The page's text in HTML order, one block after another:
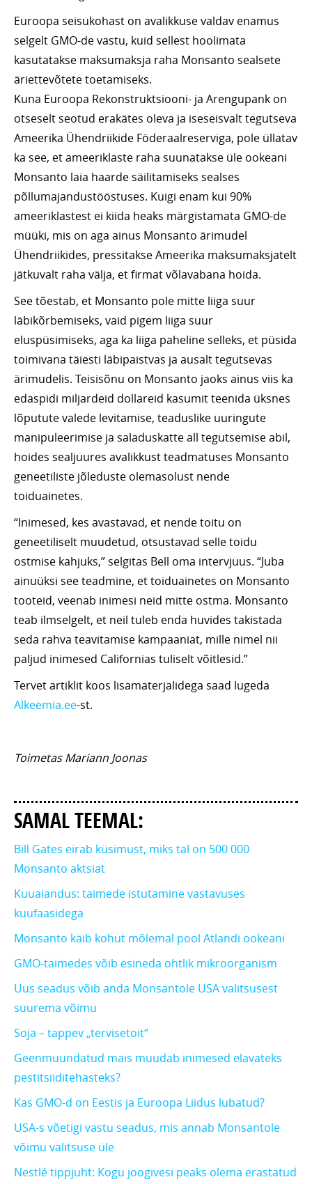
Euroopa seisukohast on avalikkuse valdav enamus
selgelt GMO-de vastu, kuid sellest hoolimata
kasutatakse maksumaksja raha Monsanto sealsete
äriettevõtete toetamiseks.
Kuna Euroopa Rekonstruktsiooni- ja Arengupank on
otseselt seotud erakätes oleva ja iseseisvalt tegutseva
Ameerika Ühendriikide Föderaalreserviga, pole üllatav
ka see, et ameeriklaste raha suunatakse üle ookeani
Monsanto laia haarde säilitamiseks sealses
põllumajandustööstuses. Kuigi enam kui 90%
ameeriklastest ei kiida heaks märgistamata GMO-de
müüki, mis on aga ainus Monsanto ärimudel
Ühendriikides, pressitakse Ameerika maksumaksjatelt
jätkuvalt raha välja, et firmat võlavabana hoida.
See tõestab, et Monsanto pole mitte liiga suur
läbikõrbemiseks, vaid pigem liiga suur
eluspüsimiseks, aga ka liiga paheline selleks, et püsida
toimivana täiesti läbipaistvas ja ausalt tegutsevas
ärimudelis. Teisisõnu on Monsanto jaoks ainus viis ka
edaspidi miljardeid dollareid kasumit teenida üksnes
lõputute valede levitamise, teaduslike uuringute
manipuleerimise ja saladuskatte all tegutsemise abil,
hoides sealjuures avalikkust teadmatuses Monsanto
geneetiliste jõleduste olemasolust nende
toiduainetes.
“Inimesed, kes avastavad, et nende toitu on
geneetiliselt muudetud, otsustavad selle toidu
ostmise kahjuks,” selgitas Bell oma intervjuus. “Juba
ainuüksi see teadmine, et toiduainetes on Monsanto
tooteid, veenab inimesi neid mitte ostma. Monsanto
teab ilmselgelt, et neil tuleb enda huvides takistada
seda rahva teavitamise kampaaniat, mille nimel nii
paljud inimesed Californias tuliselt võitlesid.”
Tervet artiklit koos lisamaterjalidega saad lugeda
Alkeemia.ee-st.
Toimetas Mariann Joonas
SAMAL TEEMAL:
Bill Gates eirab küsimust, miks tal on 500 000
Monsanto aktsiat
Kuuaiandus: taimede istutamine vastavuses
kuufaasidega
Monsanto käib kohut mõlemal pool Atlandi ookeani
GMO-taimedes võib esineda ohtlik mikroorganism
Uus seadus võib anda Monsantole USA valitsusest
suurema võimu
Soja – tappev „tervisetoit“
Geenmuundatud mais muudab inimesed elavateks
pestitsiiditehasteks?
Kas GMO-d on Eestis ja Euroopa Liidus lubatud?
USA-s võetigi vastu seadus, mis annab Monsantole
võimu valitsuse üle
Nestlé tippjuht: Kogu joogivesi peaks olema erastatud